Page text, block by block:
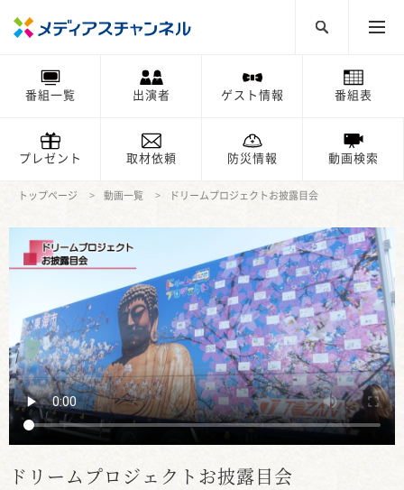
番組一覧 出演者 ゲスト情報 番組表
プレゼント 取材依頼 防災情報 動画検索
トップページ 動画一覧 ドリームプロジェクトお披露目会
ドリームプロジェクトお披露目会